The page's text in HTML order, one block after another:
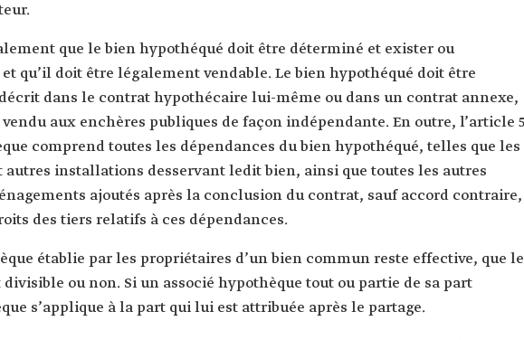
que le bien hypothéqué doit être déterminé et exister ou
et qu’il doit être légalement vendable. Le bien hypothéqué doit être
dans le contrat hypothécaire lui-même ou dans un contrat annexe,
aux enchères publiques de façon indépendante. En outre, l’article
comprend toutes les dépendances du bien hypothéqué, telles que les
autres installations desservant ledit bien, ainsi que toutes les autres
ajoutés après la conclusion du contrat, sauf accord contraire,
des tiers relatifs à ces dépendances.
établie par les propriétaires d’un bien commun reste effective, que le
ou non. Si un associé hypothèque tout ou partie de sa part
s’applique à la part qui lui est attribuée après le partage.